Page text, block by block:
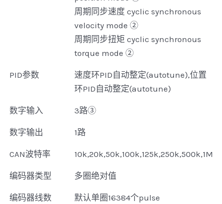
周期同步速度 cyclic synchronous
velocity mode ②
周期同步扭矩 cyclic synchronous
torque mode ②
PID参数
速度环PID自动整定(autotune),位置
环PID自动整定(autotune)
数字输入 3路③
数字输出 1路
CAN波特率 10k,20k,50k,100k,125k,250k,500k,1M
编码器类型 多圈绝对值
编码器线数 默认单圈16384个pulse